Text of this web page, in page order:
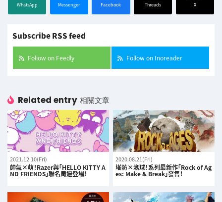
WhatsApp Messenger Facebook Threads X
Subscribe RSS feed
Follow on Feedly Follow on Inoreader
Related entry 相關文章
2021.12.10(Fri)
帥氣×萌！Razer與「HELLO KITTY A
ND FRIENDS」聯名周邊登場！
2020.08.21(Fri)
塔防×滾球！系列最新作「Rock of Ag
es: Make & Break」發售！